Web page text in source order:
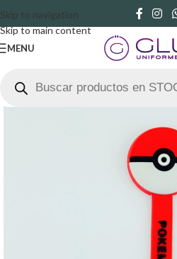
Skip to navigation
Skip to main content
MENU